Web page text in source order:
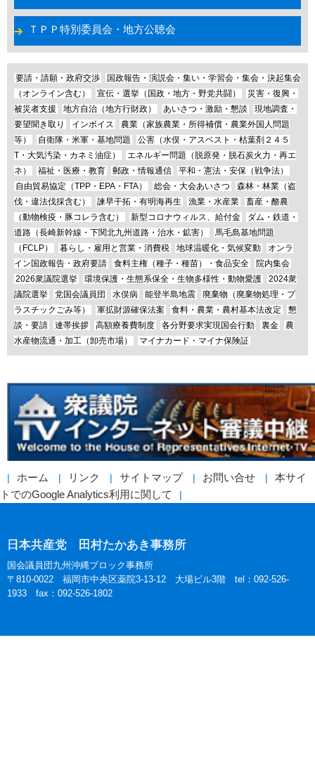
ＴＰＰ特別委員会・地方公聴会
要請・請願・政府交渉
国政報告・演説会・集い・学習会・集会・決起集会
（オンライン含む）
宣伝・選挙（国政・地方・野党共闘）
災害・復興・
被災者支援
地方自治（地方行財政） あいさつ・激励・懇談
現地調査・
要望聞き取り
インボイス
農業（家族農業・所得補償・農業外国人問題
等）
自衛隊・米軍・基地問題
公害（水俣・アスベスト・枯葉剤２４５
T・大気汚染・カネミ油症）
エネルギー問題（脱原発・脱石炭火力・再エ
ネ）
福祉・医療・教育 郵政・情報通信
平和・憲法・安保（戦争法）
自由貿易協定（TPP・EPA・FTA）
総会・大会あいさつ
森林・林業（盗
伐・違法伐採含む）
諫早干拓・有明海再生 漁業・水産業
畜産・酪農
（動物検疫・豚コレラ含む）
新型コロナウィルス、給付金
ダム・鉄道・
道路（長崎新幹線・下関北九州道路・治水・鉱害）
馬毛島基地問題
（FCLP）
暮らし・雇用と営業・消費税 地球温暖化・気候変動
オンラ
イン国政報告・政府要請
食料主権（種子・種苗）・食品安全
院内集会
2026衆議院選挙
環境保護・生態系保全・生物多様性・動物愛護
2024衆
議院選挙
党国会議員団 水俣病 能登半島地震
廃棄物（廃棄物処理・プ
ラスチックごみ等）
軍拡財源確保法案 食料・農業・農村基本法改定
懇
談・要請
連帯挨拶 高額療養費制度 各分野要求実現国会行動 裏金
農
水産物流通・加工（卸売市場）
マイナカード・マイナ保険証
ホーム リンク サイトマップ お問い合せ
本サイ
トでのGoogle Analytics利用に関して
日本共産党 田村たかあき事務所
国会議員団九州沖縄ブロック事務所
〒810-0022 福岡市中央区薬院3-13-12 大場ビル3階 tel：092-526-
1933 fax：092-526-1802